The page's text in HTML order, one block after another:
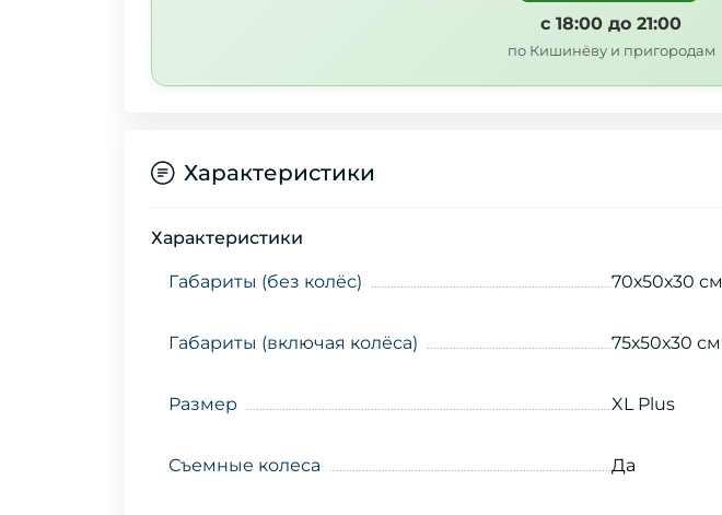
с 18:00 до 21:00
по Кишинёву и пригородам
Характеристики
Характеристики
Габариты (без колёс) 70х50х30 см
Габариты (включая колёса) 75х50х30 см
Размер XL Plus
Съемные колеса Да